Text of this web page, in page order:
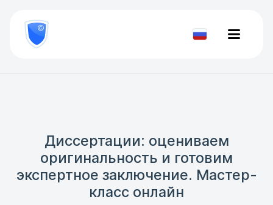
800
777-
81-Проверить
Диссертации: оцениваем
оригинальность и готовим
экспертное заключение. Мастер-
класс онлайн